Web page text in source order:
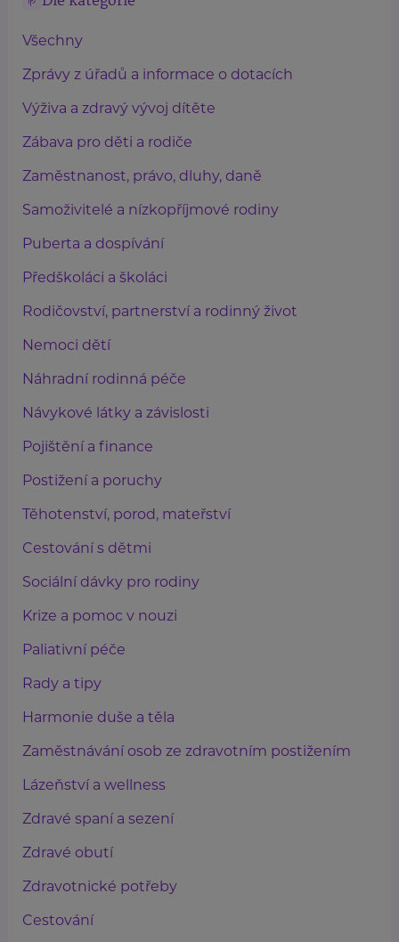
Všechny
Zprávy z úřadů a informace o dotacích
Výživa a zdravý vývoj dítěte
Zábava pro děti a rodiče
Zaměstnanost, právo, dluhy, daně
Samoživitelé a nízkopříjmové rodiny
Puberta a dospívání
Předškoláci a školáci
Rodičovství, partnerství a rodinný život
Nemoci dětí
Náhradní rodinná péče
Návykové látky a závislosti
Pojištění a finance
Postižení a poruchy
Těhotenství, porod, mateřství
Cestování s dětmi
Sociální dávky pro rodiny
Krize a pomoc v nouzi
Paliativní péče
Rady a tipy
Harmonie duše a těla
Zaměstnávání osob ze zdravotním postižením
Lázeňství a wellness
Zdravé spaní a sezení
Zdravé obutí
Zdravotnické potřeby
Cestování